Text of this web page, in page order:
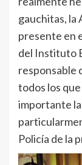
gauchitas, la
presente en
del Instituto
responsable
todos los
importante
Policía de la